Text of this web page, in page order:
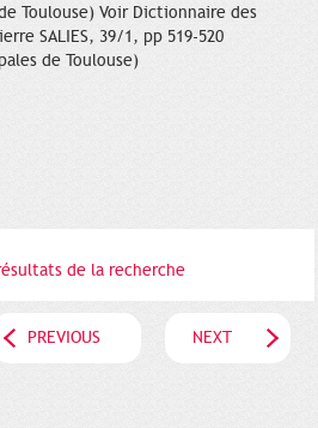
Toulouse) Voir Dictionnaire des
SALIES, 39/1, pp 519-520
de Toulouse)
de la recherche
PREVIOUS NEXT